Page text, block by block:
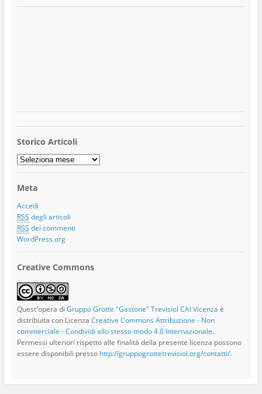
Storico Articoli
Storico
Articoli
Meta
Accedi
RSS degli articoli
RSS dei commenti
WordPress.org
Creative Commons
Quest'opera di Gruppo Grotte "Gastone" Trevisiol CAI Vicenza è
distribuita con Licenza Creative Commons Attribuzione - Non
commerciale - Condividi allo stesso modo 4.0 Internazionale.
Permessi ulteriori rispetto alle finalità della presente licenza possono
essere disponibili presso http://gruppogrottetrevisiol.org/contatti/.